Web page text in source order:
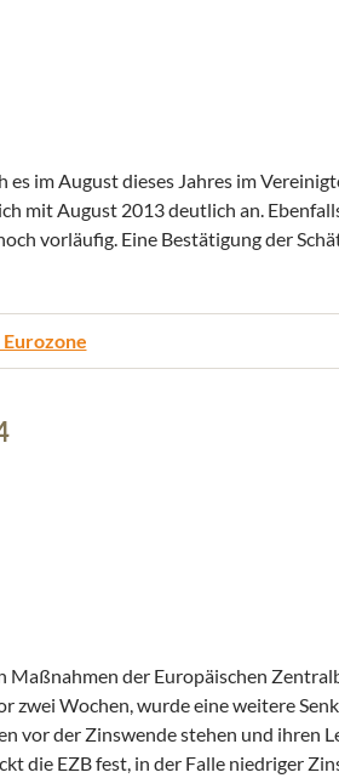
im August dieses Jahres im
mit August 2013 deutlich an.
vorläufig. Eine Bestätigung der
der Europäischen
Wochen, wurde eine weitere
vor der Zinswende stehen und ihren
die EZB fest, in der Falle niedriger